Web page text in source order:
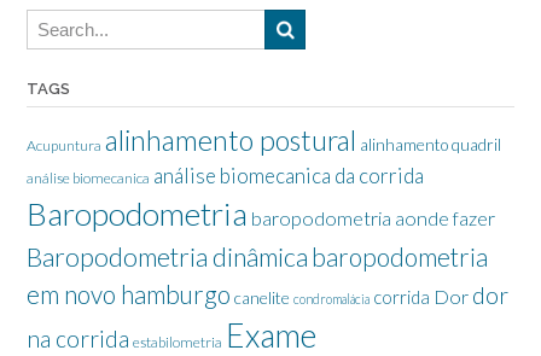
TAGS
Acupuntura alinhamento postural alinhamento quadril
análise biomecanica análise biomecanica da corrida
Baropodometria baropodometria aonde fazer
Baropodometria dinâmica baropodometria
em novo hamburgo canelite condromalácia corrida Dor dor
na corrida estabilometria Exame